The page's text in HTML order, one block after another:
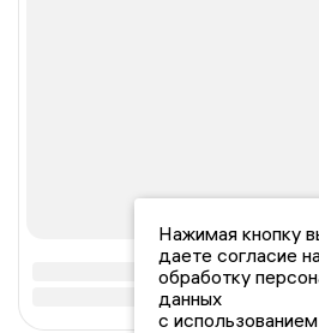
Нажимая кнопку
даете согласие
обработку
данных
с использованием